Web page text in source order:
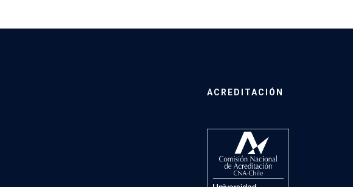
ACREDITACIÓN